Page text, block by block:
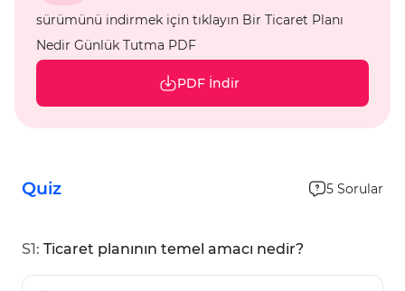
sürümünü indirmek için tıklayın Bir Ticaret Planı
Nedir Günlük Tutma PDF
PDF İndir
Quiz 5 Sorular
S1: Ticaret planının temel amacı nedir?